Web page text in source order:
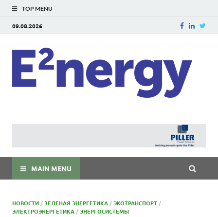
TOP MENU
09.08.2026
MAIN MENU
НОВОСТИ /ЗЕЛЕНАЯ ЭНЕРГЕТИКА /ЭКОТРАНСПОРТ /
ЭЛЕКТРОЭНЕРГЕТИКА /ЭНЕРГОСИСТЕМЫ